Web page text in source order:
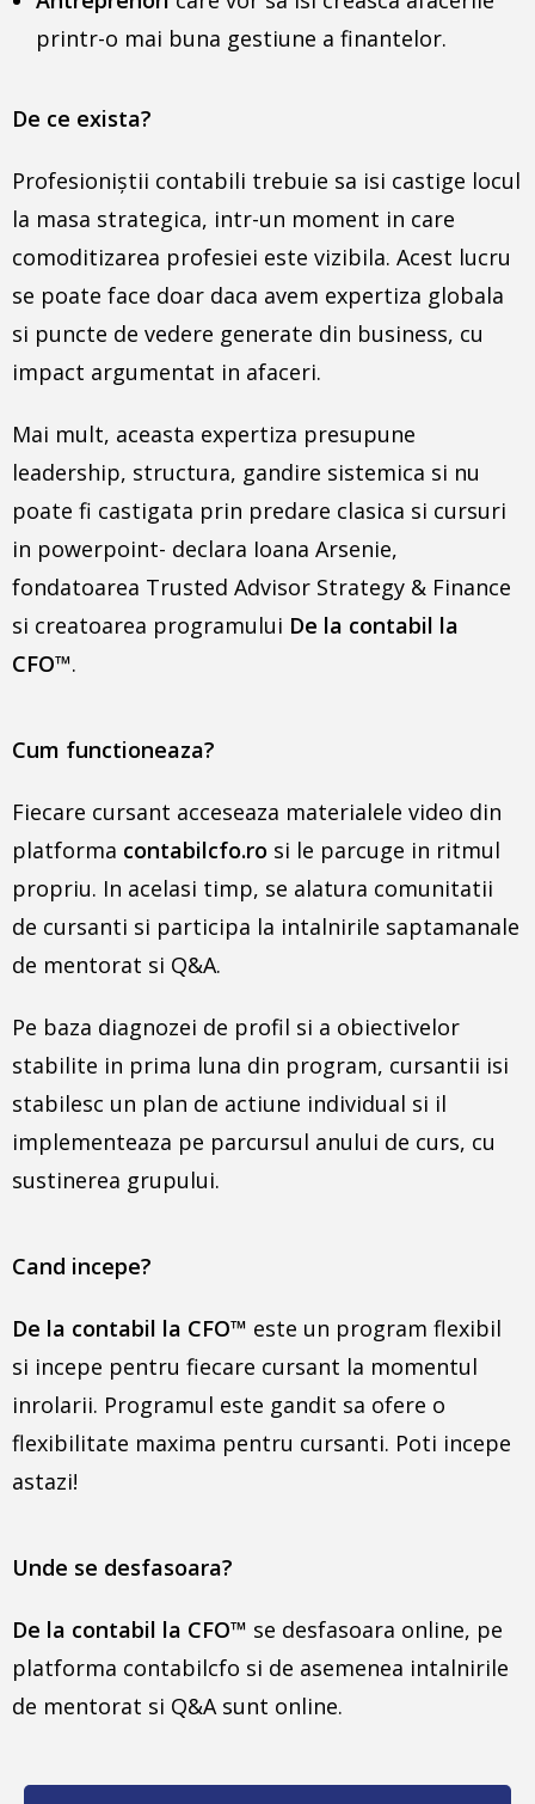
printr-o mai buna gestiune a finantelor.
De ce exista?
Profesioniştii contabili trebuie sa isi castige locul
la masa strategica, intr-un moment in care
comoditizarea profesiei este vizibila. Acest lucru
se poate face doar daca avem expertiza globala
si puncte de vedere generate din business, cu
impact argumentat in afaceri.
Mai mult, aceasta expertiza presupune
leadership, structura, gandire sistemica si nu
poate fi castigata prin predare clasica si cursuri
in powerpoint- declara Ioana Arsenie,
fondatoarea Trusted Advisor Strategy & Finance
si creatoarea programului De la contabil la
CFO™.
Cum functioneaza?
Fiecare cursant acceseaza materialele video din
platforma contabilcfo.ro si le parcuge in ritmul
propriu. In acelasi timp, se alatura comunitatii
de cursanti si participa la intalnirile saptamanale
de mentorat si Q&A.
Pe baza diagnozei de profil si a obiectivelor
stabilite in prima luna din program, cursantii isi
stabilesc un plan de actiune individual si il
implementeaza pe parcursul anului de curs, cu
sustinerea grupului.
Cand incepe?
De la contabil la CFO™ este un program flexibil
si incepe pentru fiecare cursant la momentul
inrolarii. Programul este gandit sa ofere o
flexibilitate maxima pentru cursanti. Poti incepe
astazi!
Unde se desfasoara?
De la contabil la CFO™ se desfasoara online, pe
platforma contabilcfo si de asemenea intalnirile
de mentorat si Q&A sunt online.